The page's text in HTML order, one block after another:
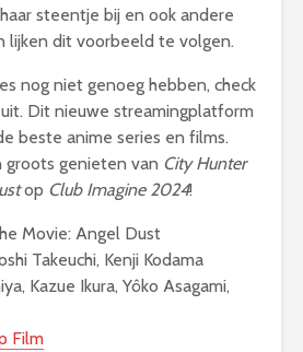
steentje bij en ook andere
lijken dit voorbeeld te volgen.
nog niet genoeg hebben, check
uit. Dit nieuwe streamingplatform
beste anime series en films.
groots genieten van City Hunter
op Club Imagine 2024!
Movie: Angel Dust
Takeuchi, Kenji Kodama
Kazue Ikura, Yôko Asagami,
Film